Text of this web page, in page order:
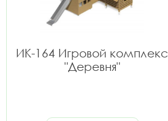
ИК-164 Игровой комплекс
"Деревня"